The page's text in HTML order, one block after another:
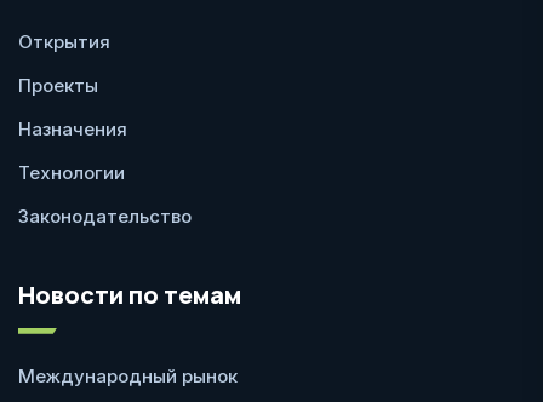
Открытия
Проекты
Назначения
Технологии
Законодательство
Новости по темам
Международный рынок